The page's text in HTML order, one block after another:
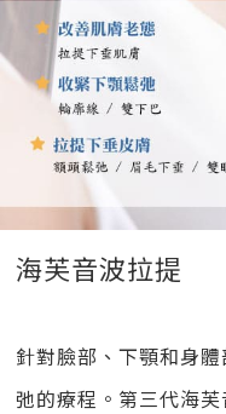
海芙音波拉提
針對臉部、下顎和身
弛的療程。第三代海